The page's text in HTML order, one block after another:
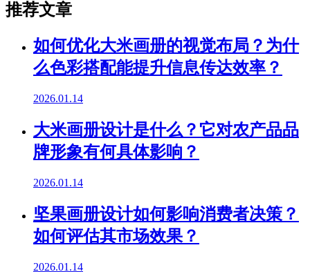
推荐文章
如何优化大米画册的视觉布局？为什
么色彩搭配能提升信息传达效率？
2026.01.14
大米画册设计是什么？它对农产品品
牌形象有何具体影响？
2026.01.14
坚果画册设计如何影响消费者决策？
如何评估其市场效果？
2026.01.14